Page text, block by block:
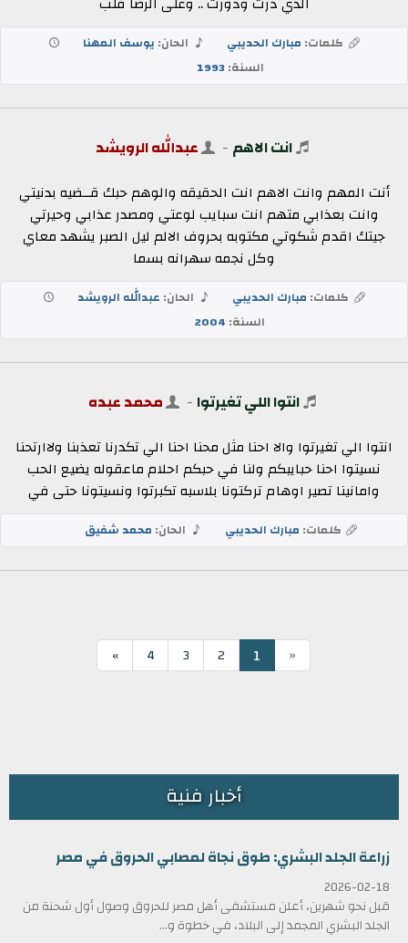
كلمات: مبارك الحديبي الحان: يوسف المهنا
السنة:1993
انت الاهم - عبدالله الرويشد
أنت المهم وانت الاهم انت الحقيقه والوهم حبك قــضيه بدنيتي
وانت بعذابي متهم انت سبايب لوعتي ومصدر عذابي وحيرتي
جيتك اقدم شكوتي مكتوبه بحروف الالم ليل الصبر يشهد معاي
وكل نجمه سهرانه بسما
كلمات: مبارك الحديبي الحان: عبدالله الرويشد
السنة: 2004
انتوا اللي تغيرتوا - محمد عبده
انتوا الي تغيرتوا والا احنا مثل محنا احنا الي تكدرنا تعذبنا ولاارتحنا
نسيتوا احنا حبايبكم ولنا في حبكم احلام ماعقوله يضيع الحب
وامانينا تصير اوهام تركتونا بلاسبه تكبرتوا ونسيتونا حتى في
كلمات: مبارك الحديبي الحان: محمد شفيق
«
1
2
3
4
»
أخبار فنية
زراعة الجلد البشري: طوق نجاة لمصابي الحروق في مصر
2026-02-18
قبل نحو شهرين، أعلن مستشفى أهل مصر للحروق وصول أول شحنة من
الجلد البشري المجمد إلى البلاد، في خطوة و...